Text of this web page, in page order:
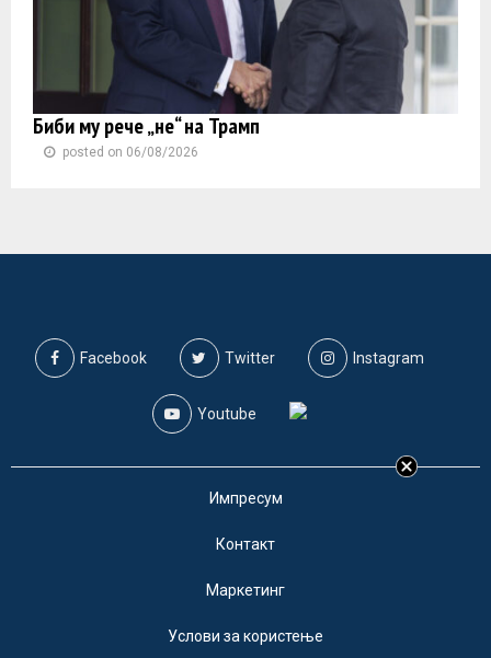
Биби му рече „не“ на Трамп
posted on 06/08/2026
Facebook Twitter Instagram
Youtube
Импресум
Контакт
Маркетинг
Услови за користење